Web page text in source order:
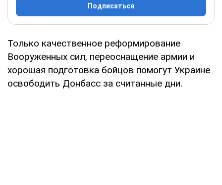
Подписаться
Только качественное реформирование
Вооруженных сил, переоснащение армии и
хорошая подготовка бойцов помогут Украине
освободить Донбасс за считанные дни.